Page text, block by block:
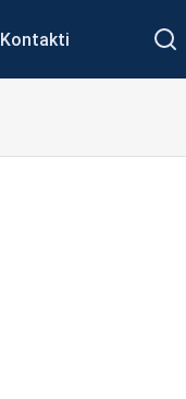
Kontakti